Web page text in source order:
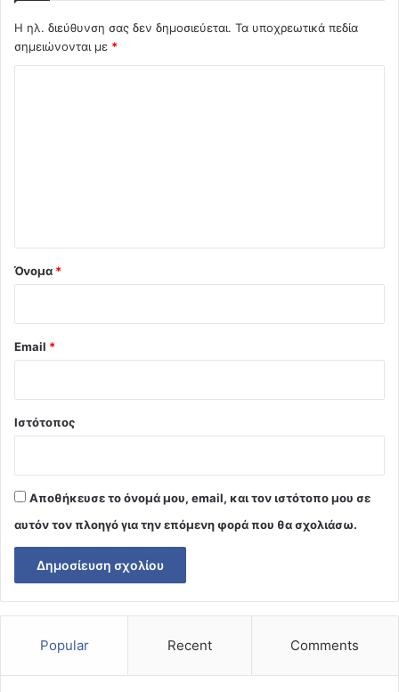
Η ηλ. διεύθυνση σας δεν δημοσιεύεται. Τα υποχρεωτικά πεδία
σημειώνονται με *
Όνομα *
Email *
Ιστότοπος
Αποθήκευσε το όνομά μου, email, και τον ιστότοπο μου σε
αυτόν τον πλοηγό για την επόμενη φορά που θα σχολιάσω.
Popular Recent Comments